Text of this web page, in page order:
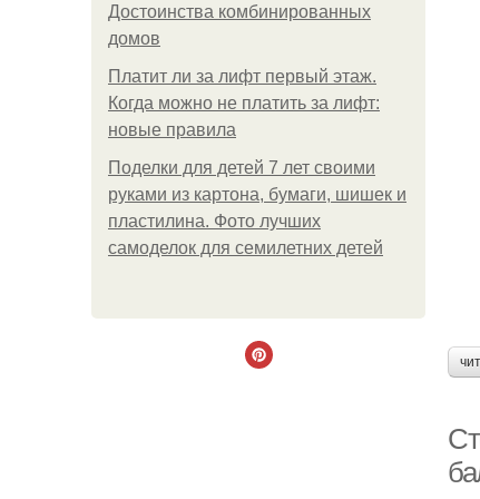
Достоинства комбинированных
домов
Платит ли за лифт первый этаж.
Когда можно не платить за лифт:
новые правила
Поделки для детей 7 лет своими
руками из картона, бумаги, шишек и
пластилина. Фото лучших
самоделок для семилетних детей